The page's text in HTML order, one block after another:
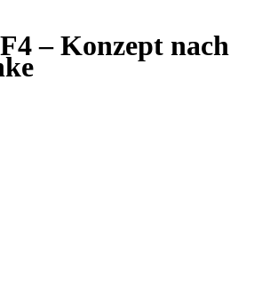
– Konzept nach